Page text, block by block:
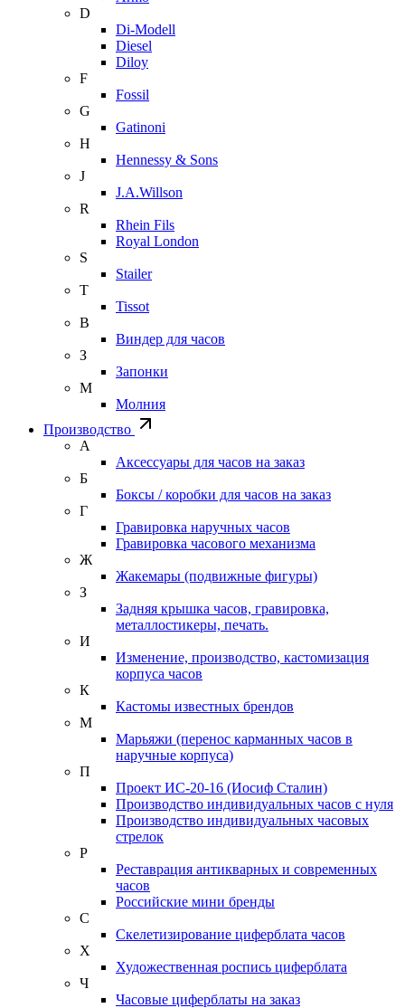
D
Di-Modell
Diesel
Diloy
F
Fossil
G
Gatinoni
H
Hennessy & Sons
J
J.A.Willson
R
Rhein Fils
Royal London
S
Stailer
T
Tissot
В
Виндер для часов
З
Запонки
М
Молния
Производство
А
Аксессуары для часов на заказ
Б
Боксы / коробки для часов на заказ
Г
Гравировка наручных часов
Гравировка часового механизма
Ж
Жакемары (подвижные фигуры)
З
Задняя крышка часов, гравировка,
металлостикеры, печать.
И
Изменение, производство, кастомизация
корпуса часов
К
Кастомы известных брендов
М
Марьяжи (перенос карманных часов в
наручные корпуса)
П
Проект ИС-20-16 (Иосиф Сталин)
Производство индивидуальных часов с нуля
Производство индивидуальных часовых
стрелок
Р
Реставрация антикварных и современных
часов
Российские мини бренды
С
Скелетизирование циферблата часов
Х
Художественная роспись циферблата
Ч
Часовые циферблаты на заказ